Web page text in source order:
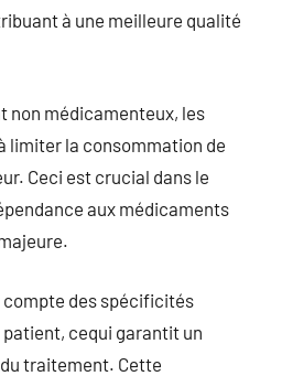
à une meilleure qualité
non médicamenteux, les
limiter la consommation de
Ceci est crucial dans le
aux médicaments
des spécificités
cequi garantit un
traitement. Cette